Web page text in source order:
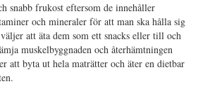
snabb frukost eftersom de innehåller
och mineraler för att man ska hålla sig
att äta dem som ett snacks eller till och
muskelbyggnaden och återhämtningen
att byta ut hela maträtter och äter en dietbar